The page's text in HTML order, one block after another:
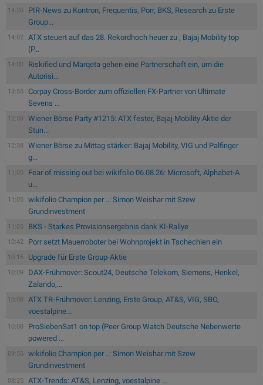
14:20
PIR-News zu Kontron, Frequentis, Porr, BKS, Research zu Erste
Group...
14:02
ATX steuert auf das 28. Rekordhoch heuer zu , Bajaj Mobility top
(P...
14:00
Riskified und Marqeta gehen eine Partnerschaft ein, um die
Autorisi...
13:55
Corpay Cross-Border zum offiziellen FX-Partner von Ultimate
Sevens ...
12:59
Wiener Börse Party #1215: ATX fester, Bajaj Mobility Aktie der
Stun...
12:38
Wiener Börse zu Mittag stärker: Bajaj Mobility, VIG und Palfinger
g...
11:05
Fear of missing out bei wikifolio 06.08.26: Microsoft, Alphabet-A
u...
11:05
wikifolio Champion per ..: Simon Weishar mit Szew
Grundinvestment
11:05 BKS - Starkes Provisionsergebnis dank KI-Rallye
10:42 Porr setzt Mauerroboter bei Wohnprojekt in Tschechien ein
10:15 Upgrade für Erste Group-Aktie
10:09
DAX-Frühmover: Scout24, Deutsche Telekom, Siemens, Henkel,
Zalando,...
10:08
ATX TR-Frühmover: Lenzing, Erste Group, AT&S, VIG, SBO,
voestalpine...
10:08
ProSiebenSat1 on top (Peer Group Watch Deutsche Nebenwerte
powered ...
09:55
wikifolio Champion per ..: Simon Weishar mit Szew
Grundinvestment
08:25 ATX-Trends: AT&S, Lenzing, voestalpine ...